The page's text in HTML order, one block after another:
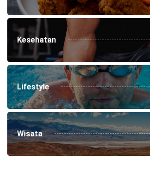
Kesehatan
Lifestyle
Wisata